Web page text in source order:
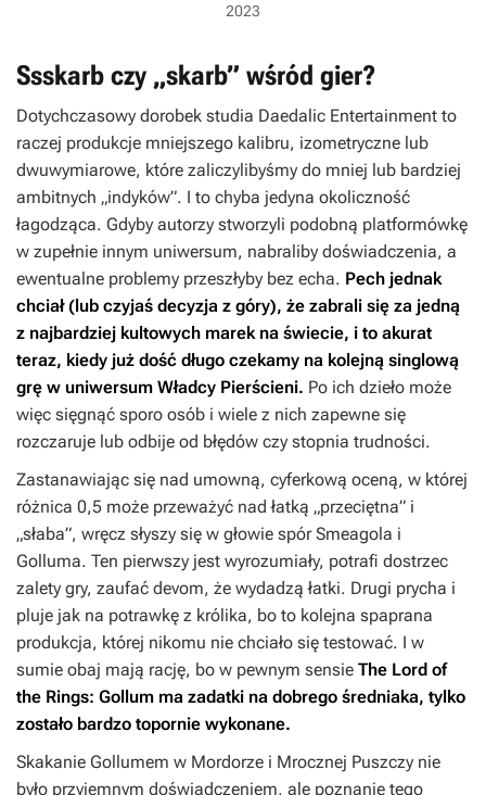
2023
Ssskarb czy „skarb” wśród gier?
Dotychczasowy dorobek studia Daedalic Entertainment to
raczej produkcje mniejszego kalibru, izometryczne lub
dwuwymiarowe, które zaliczylibyśmy do mniej lub bardziej
ambitnych „indyków”. I to chyba jedyna okoliczność
łagodząca. Gdyby autorzy stworzyli podobną platformówkę
w zupełnie innym uniwersum, nabraliby doświadczenia, a
ewentualne problemy przeszłyby bez echa. Pech jednak
chciał (lub czyjaś decyzja z góry), że zabrali się za jedną
z najbardziej kultowych marek na świecie, i to akurat
teraz, kiedy już dość długo czekamy na kolejną singlową
grę w uniwersum Władcy Pierścieni. Po ich dzieło może
więc sięgnąć sporo osób i wiele z nich zapewne się
rozczaruje lub odbije od błędów czy stopnia trudności.
Zastanawiając się nad umowną, cyferkową oceną, w której
różnica 0,5 może przeważyć nad łatką „przeciętna” i
„słaba”, wręcz słyszy się w głowie spór Smeagola i
Golluma. Ten pierwszy jest wyrozumiały, potrafi dostrzec
zalety gry, zaufać devom, że wydadzą łatki. Drugi prycha i
pluje jak na potrawkę z królika, bo to kolejna spaprana
produkcja, której nikomu nie chciało się testować. I w
sumie obaj mają rację, bo w pewnym sensie The Lord of
the Rings: Gollum ma zadatki na dobrego średniaka, tylko
zostało bardzo topornie wykonane.
Skakanie Gollumem w Mordorze i Mrocznej Puszczy nie
było przyjemnym doświadczeniem, ale poznanie tego